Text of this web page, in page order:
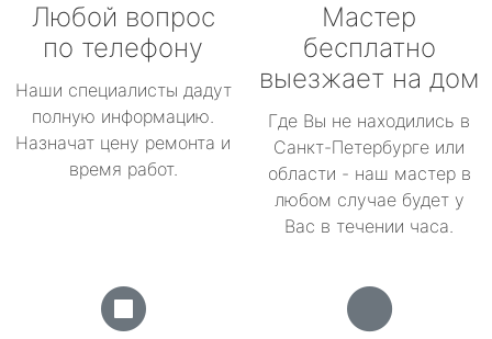
Любой вопрос
по телефону
Наши специалисты дадут
полную информацию.
Назначат цену ремонта и
время работ.
Мастер
бесплатно
выезжает на дом
Где Вы не находились в
Санкт-Петербурге или
области - наш мастер в
любом случае будет у
Вас в течении часа.